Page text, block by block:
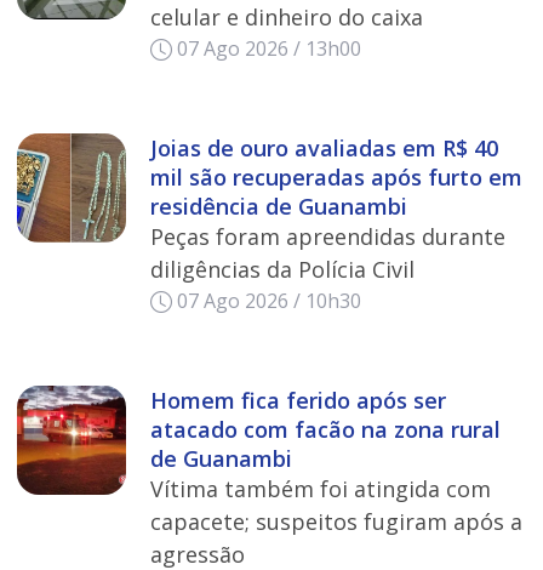
celular e dinheiro do caixa
07 Ago 2026 / 13h00
Joias de ouro avaliadas em R$ 40
mil são recuperadas após furto em
residência de Guanambi
Peças foram apreendidas durante
diligências da Polícia Civil
07 Ago 2026 / 10h30
Homem fica ferido após ser
atacado com facão na zona rural
de Guanambi
Vítima também foi atingida com
capacete; suspeitos fugiram após a
agressão